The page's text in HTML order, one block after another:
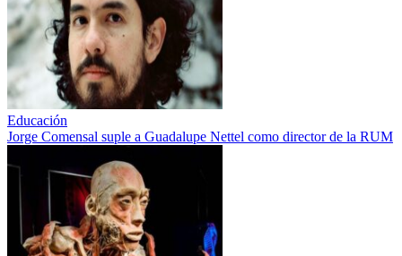
Educación
Jorge Comensal suple a Guadalupe Nettel como director de la RUM